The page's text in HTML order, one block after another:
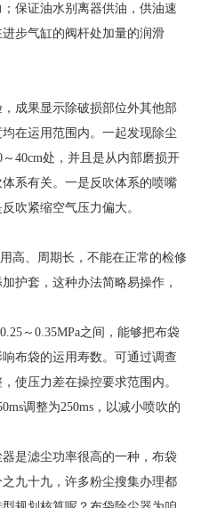
保证油水别离器供油，供油速
步气缸的阀杆处加量的润滑
成果显示除破损部位外其他部
在运用范围内。一起发现除尘
40cm处，并且是从内部磨损开
系有关。一是反吹体系的喷嘴
吹紧缩空气压力偏大。
高、周期长，不能在正常的检修
护套，这种办法简略易操作，
～0.35MPa之间，能够把布袋
布袋的运用寿数。可通过调查
使压力差在操控要求范围内。
调整为250ms，以减小喷吹的
是滤尘功率很高的一种，布袋
九十九，许多粉尘搜集办理都